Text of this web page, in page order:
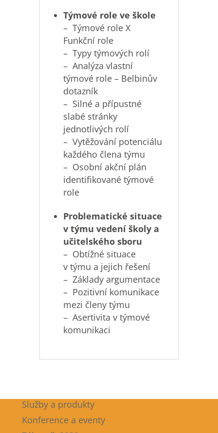
Týmové role ve škole
– Týmové role X
Funkční role
– Typy týmových rolí
– Analýza vlastní
týmové role – Belbinův
dotazník
– Silné a přípustné
slabé stránky
jednotlivých rolí
– Vytěžování potenciálu
každého člena týmu
– Osobní akční plán
identifikované týmové
role
Problematické situace
v týmu vedení školy a
učitelského sboru
– Obtížné situace
v týmu a jejich řešení
– Základy argumentace
– Pozitivní komunikace
mezi členy týmu
– Asertivita v týmové
komunikaci
Služby a produkty
Konference a eventy